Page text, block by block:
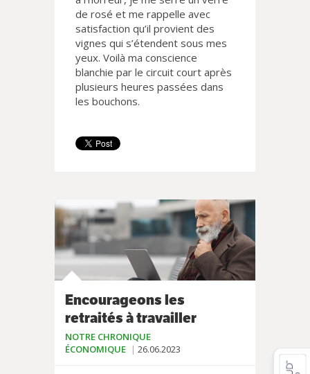
de rosé et me rappelle avec
satisfaction qu’il provient des
vignes qui s’étendent sous mes
yeux. Voilà ma conscience
blanchie par le circuit court après
plusieurs heures passées dans
les bouchons.
Encourageons les
retraités à travailler
NOTRE CHRONIQUE
ÉCONOMIQUE
26.06.2023